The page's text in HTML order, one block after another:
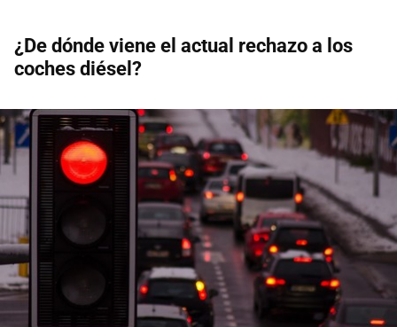
¿De dónde viene el actual rechazo a los
coches diésel?